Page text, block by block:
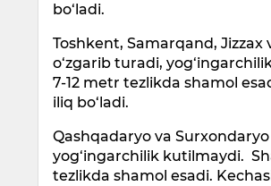
bo‘ladi.
Toshkent, Samarqand,
o‘zgarib turadi,
7-12 metr tezlikda shamol
iliq bo‘ladi.
Qashqadaryo va
yog‘ingarchilik kutilmaydi.
tezlikda shamol esadi.